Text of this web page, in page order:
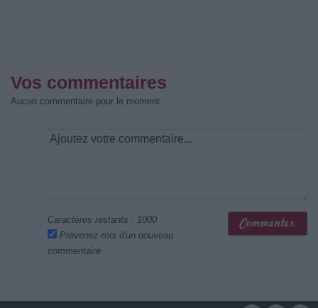
Vos commentaires
Aucun commentaire pour le moment
Caractères restants : 1000
Prévenez-moi d'un nouveau
commentaire